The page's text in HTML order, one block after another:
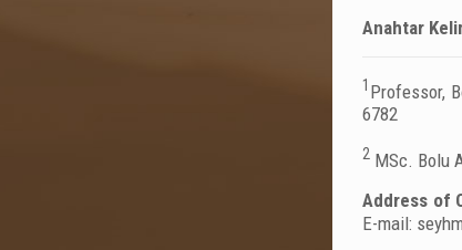
Anahtar
1 Professor,
6782
2 MSc. Bolu
Address of
E-mail: